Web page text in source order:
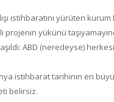
istihbaratını yürüten kurum
projenin yükünü
ABD (neredeyse)
istihbarat tarihinin en büyük
belirsiz.